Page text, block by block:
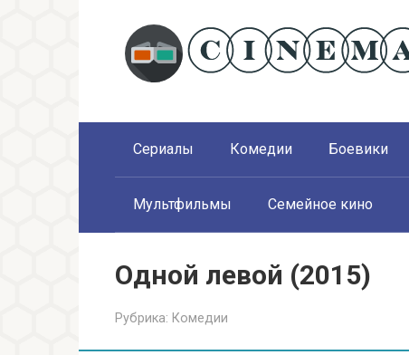
Сериалы Комедии Боевики
Мультфильмы Семейное кино
Одной левой (2015)
Рубрика: Комедии